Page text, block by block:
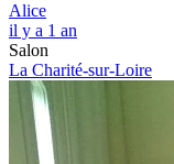
Alice
il y a 1 an
Salon
La Charité-sur-Loire